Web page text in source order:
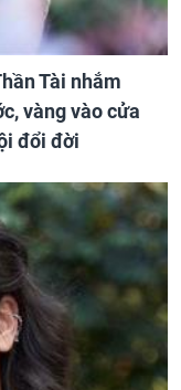
Tài nhắm
vàng vào cửa
đổi đời